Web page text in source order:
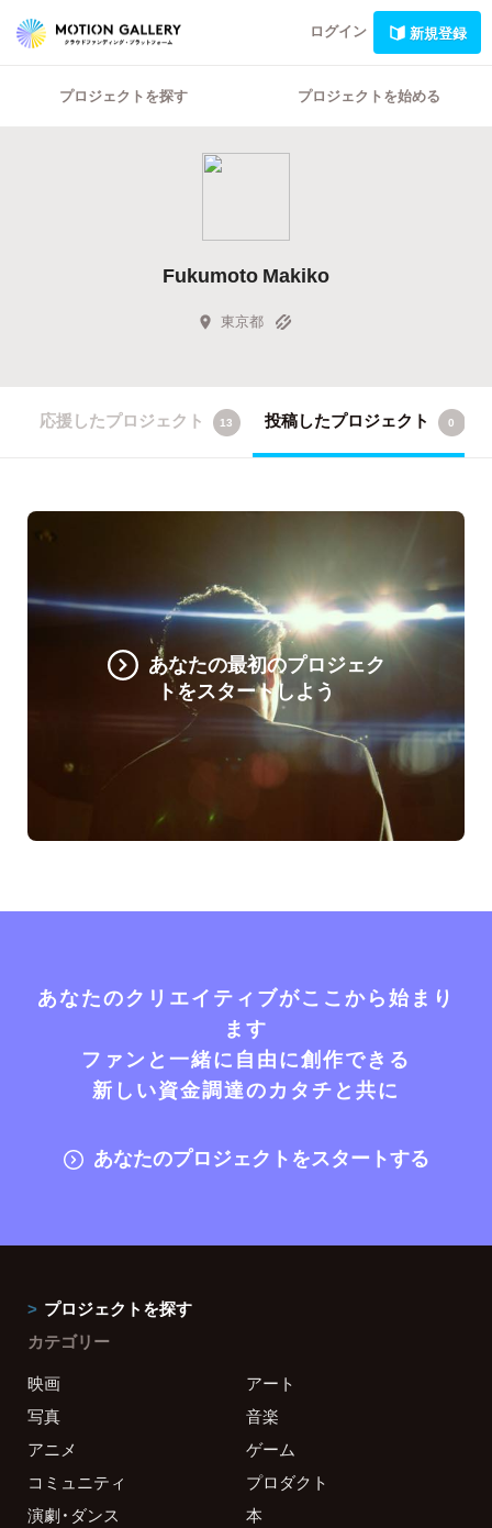
ログイン 新規登録
プロジェクトを探す プロジェクトを始める
Fukumoto Makiko
東京都
応援したプロジェクト 13 投稿したプロジェクト 0
あなたの最初のプロジェク
トをスタートしよう
あなたのクリエイティブがここから始まり
ます
ファンと一緒に自由に創作できる
新しい資金調達のカタチと共に
あなたのプロジェクトをスタートする
プロジェクトを探す
カテゴリー
映画
アート
写真
音楽
アニメ
ゲーム
コミュニティ
プロダクト
演劇・ダンス
本